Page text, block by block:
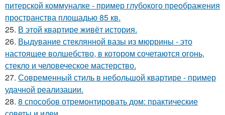
питерской коммуналке - пример глубокого преображения
пространства площадью 85 кв.
25. В этой квартире живёт история.
26. Выдувание стеклянной вазы из мюррины - это
настоящее волшебство, в котором сочетаются огонь,
стекло и человеческое мастерство.
27. Современный стиль в небольшой квартире - пример
удачной реализации.
28. 8 способов отремонтировать дом: практические